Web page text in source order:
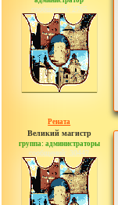
сообщений: 2765
Рената
Великий магистр
группа: администраторы
сообщений: 30442